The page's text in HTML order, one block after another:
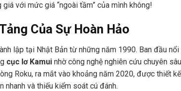
với mức giá “ngoài tầm” của mình không!
Của Sự Hoàn Hảo
lập tại Nhật Bản từ những năm 1990. Ban đầu nổi
cục lơ Kamui nhờ công nghệ nghiên cứu chuyên
Roku, ra mắt vào khoảng năm 2020, được thiết
nhanh và thiếu kiểm soát cú đánh.